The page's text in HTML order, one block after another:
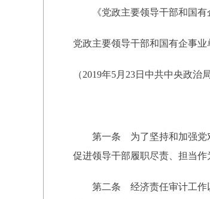
《党政主要领导干部和国有
党政主要领导干部和国有企事
（2019年5月23日中共中央政
第一条 为了坚持和加强党对
促进领导干部履职尽责、担当
第二条 经济责任审计工作以